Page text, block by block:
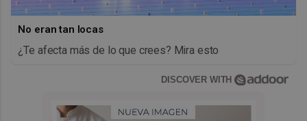
No eran tan locas
¿Te afecta más de lo que crees? Mira esto
DISCOVER WITH